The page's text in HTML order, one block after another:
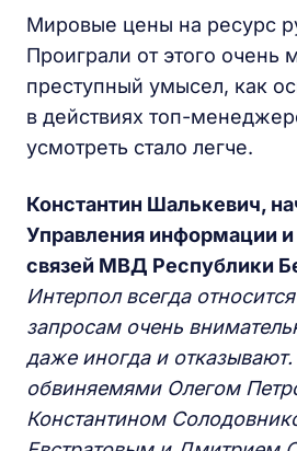
Мировые цены на ресурс
Проиграли от этого очень
преступный умысел, как
в действиях топ-
усмотреть стало легче.
Константин Шалькевич,
Управления информации
связей МВД Республики
Интерпол всегда
запросам очень
даже иногда и
обвиняемями Олегом
Константином